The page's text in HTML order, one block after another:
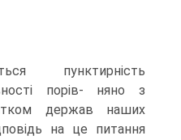
пунктирність
порів- няно з
держав наших
на це питання